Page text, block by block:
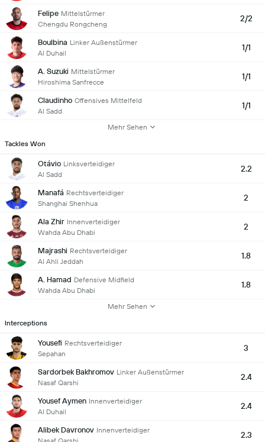
Felipe Mittelstürmer
Chengdu Rongcheng
2/2
Boulbina Linker Außenstürmer
Al Duhail
1/1
A. Suzuki Mittelstürmer
Hiroshima Sanfrecce
1/1
Claudinho Offensives Mittelfeld
Al Sadd
1/1
Mehr Sehen
Tackles Won
Otávio Linksverteidiger
Al Sadd
2.2
Manafá Rechtsverteidiger
Shanghai Shenhua
2
Ala Zhir Innenverteidiger
Wahda Abu Dhabi
2
Majrashi Rechtsverteidiger
Al Ahli Jeddah
1.8
A. Hamad Defensive Midfield
Wahda Abu Dhabi
1.8
Mehr Sehen
Interceptions
Yousefi Rechtsverteidiger
Sepahan
3
Sardorbek Bakhromov Linker Außenstürmer
Nasaf Qarshi
2.4
Yousef Aymen Innenverteidiger
Al Duhail
2.4
Alibek Davronov Innenverteidiger
2.3